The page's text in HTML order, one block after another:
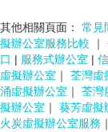
其他相關頁面： 常見
擬辦公室服務比較
｜
口 | 服務式辦公室 |
虛擬辦公室 ｜ 荃灣虛
涌虛擬辦公室 ｜ 荃灣
擬辦公室 ｜ 葵芳虛擬
火炭虛擬辦公室服務 ｜